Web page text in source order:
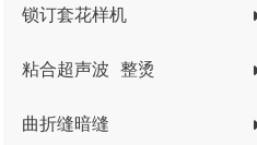
锁订套花样机
粘合超声波 整烫
曲折缝暗缝